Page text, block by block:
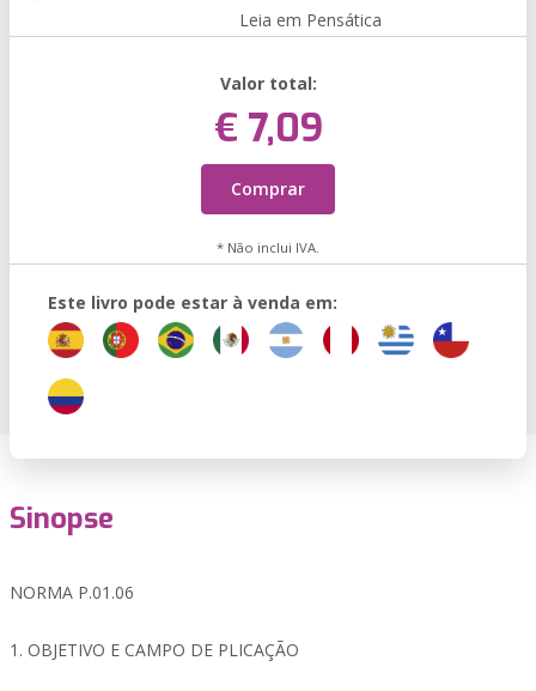
Leia em Pensática
Valor total:
€ 7,09
Comprar
* Não inclui IVA.
Este livro pode estar à venda em:
Sinopse
NORMA P.01.06
1. OBJETIVO E CAMPO DE PLICAÇÃO